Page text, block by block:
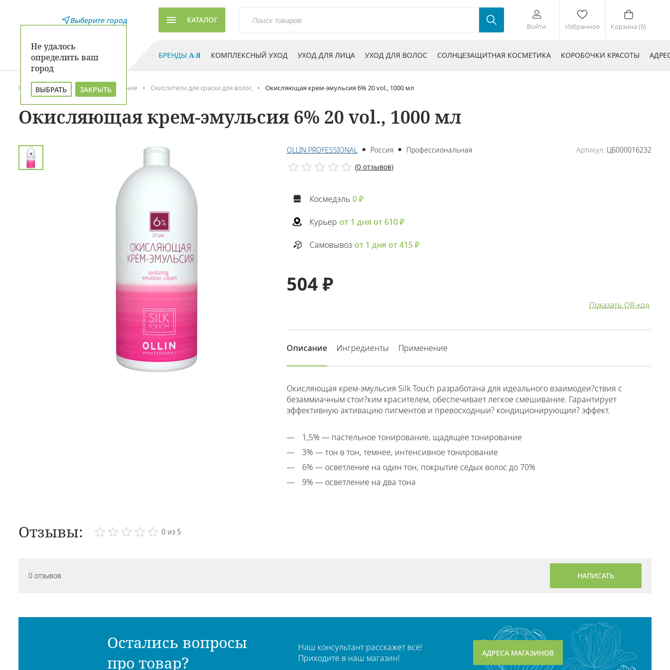
Выберите город
Не удалось
определить ваш
город
ВЫБРАТЬ ЗАКРЫТЬ
КАТАЛОГ
Войти Избранное Корзина (0)
БРЕНДЫ А-Я КОМПЛЕКСНЫЙ УХОД УХОД ДЛЯ ЛИЦА УХОД ДЛЯ ВОЛОС СОЛНЦЕЗАЩИТНАЯ КОСМЕТИКА КОРОБОЧКИ КРАСОТЫ
Главная Каталог Окрашивание Окислители для краски для волос Окисляющая крем-эмульсия 6% 20 vol., 1000 мл
Окисляющая крем-эмульсия 6% 20 vol., 1000 мл
OLLIN PROFESSIONAL Россия Профессиональная Артикул: ЦБ000016232
(0 отзывов)
Космедэль 0 ₽
Курьер от 1 дня от 610 ₽
Самовывоз от 1 дня от 415 ₽
504 ₽
Показать QR-код
Описание Ингредиенты Применение
Окисляющая крем-эмульсия Silk Touch разработана для идеального взаимодеи?ствия с
безаммиачным стои?ким красителем, обеспечивает легкое смешивание. Гарантирует
эффективную активацию пигментов и превосходныи? кондиционирующии? эффект.
1,5% — пастельное тонирование, щадящее тонирование
3% — тон в тон, темнее, интенсивное тонирование
6% — осветление на один тон, покрытие седых волос до 70%
9% — осветление на два тона
Отзывы: 0 из 5
0 отзывов НАПИСАТЬ
Остались вопросы
про товар?
Наш консультант расскажет всё!
Приходите в наш магазин!
АДРЕСА МАГАЗИНОВ